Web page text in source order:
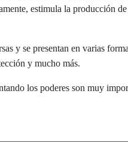
estimula la producción
y se presentan en varias
y mucho más.
los poderes son muy